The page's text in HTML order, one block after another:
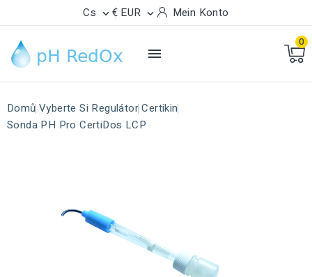
Cs  € EUR  Mein Konto

0
Domů Vyberte Si Regulátor Certikin
Sonda PH Pro CertiDos LCP